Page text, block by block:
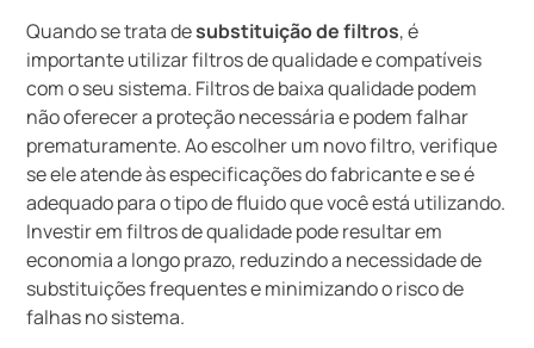
Quando se trata desubstituição de filtros, é
importante utilizar filtros de qualidade e compatíveis
com o seu sistema. Filtros de baixa qualidade podem
não oferecer a proteção necessária e podem falhar
prematuramente. Ao escolher um novo filtro, verifique
se ele atende às especificações do fabricante e se é
adequado para o tipo de fluido que você está utilizando.
Investir em filtros de qualidade pode resultar em
economia a longo prazo, reduzindo a necessidade de
substituições frequentes e minimizando o risco de
falhas no sistema.